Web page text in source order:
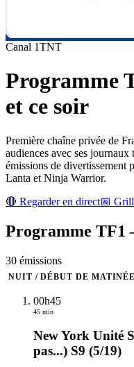
Canal 1TNT
Programme
et ce soir
Première chaîne privée de
audiences avec ses journaux
émissions de divertissement
Lanta et Ninja Warrior.
🔴 Regarder en direct📅
Programme TF1
30 émissions
NUIT / DÉBUT DE MATINÉE
00h45
45 min
New York Unité
pas...) S9 (5/19)